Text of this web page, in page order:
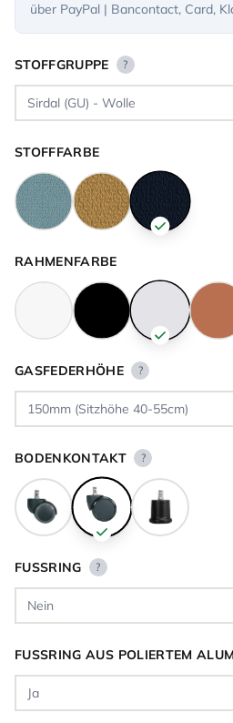
über PayPal | Bancontact, Card,
STOFFGRUPPE ?
STOFFFARBE
RAHMENFARBE
GASFEDERHÖHE ?
BODENKONTAKT ?
FUSSRING ?
FUSSRING AUS POLIERTEM